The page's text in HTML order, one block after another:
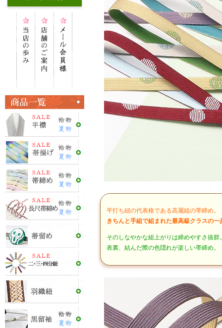
平打ち紐の代表格である高麗組の帯締め。
きちんと手組で組まれた最高級クラスの一
そのしなやかな組上がりは締めやすさ抜群
表裏、結んだ際の色隠れが楽しい帯締め。